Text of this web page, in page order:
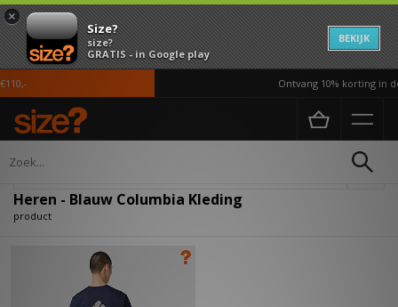
×
Size?
size?
GRATIS - in Google play
BEKIJK
Ontvang 10% korting in
Home Heren
Heren - Blauw Columbia Kleding
product